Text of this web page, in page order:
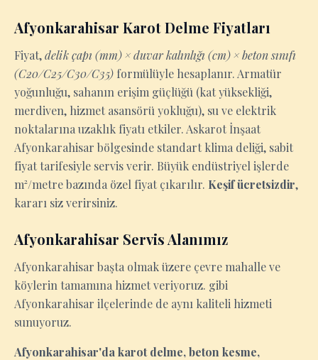
Afyonkarahisar Karot Delme Fiyatları
Fiyat,delik çapı (mm) × duvar kalınlığı (cm) × beton sınıfı
(C20/C25/C30/C35) formülüyle hesaplanır. Armatür
yoğunluğu, sahanın erişim güçlüğü (kat yüksekliği,
merdiven, hizmet asansörü yokluğu), su ve elektrik
noktalarına uzaklık fiyatı etkiler. Askarot İnşaat
Afyonkarahisar bölgesinde standart klima deliği, sabit
fiyat tarifesiyle servis verir. Büyük endüstriyel işlerde
m²/metre bazında özel fiyat çıkarılır. Keşif ücretsizdir,
kararı siz verirsiniz.
Afyonkarahisar Servis Alanımız
Afyonkarahisar başta olmak üzere çevre mahalle ve
köylerin tamamına hizmet veriyoruz. gibi
Afyonkarahisar ilçelerinde de aynı kaliteli hizmeti
sunuyoruz.
Afyonkarahisar'da karot delme, beton kesme,